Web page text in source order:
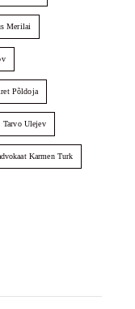
Merilai
Põldoja
Tarvo Ulejev
Karmen Turk